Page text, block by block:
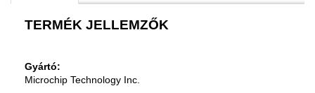
TERMÉK JELLEMZŐK
Gyártó:
Microchip Technology Inc.